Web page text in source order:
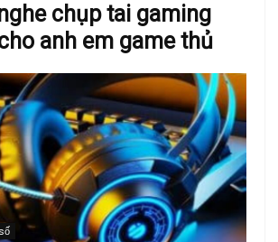
chụp tai gaming
anh em game thủ